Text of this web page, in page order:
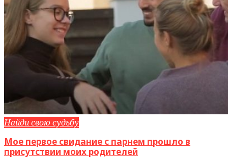
Найди свою судьбу
Мое первое свидание с парнем прошло в
присутствии моих родителей